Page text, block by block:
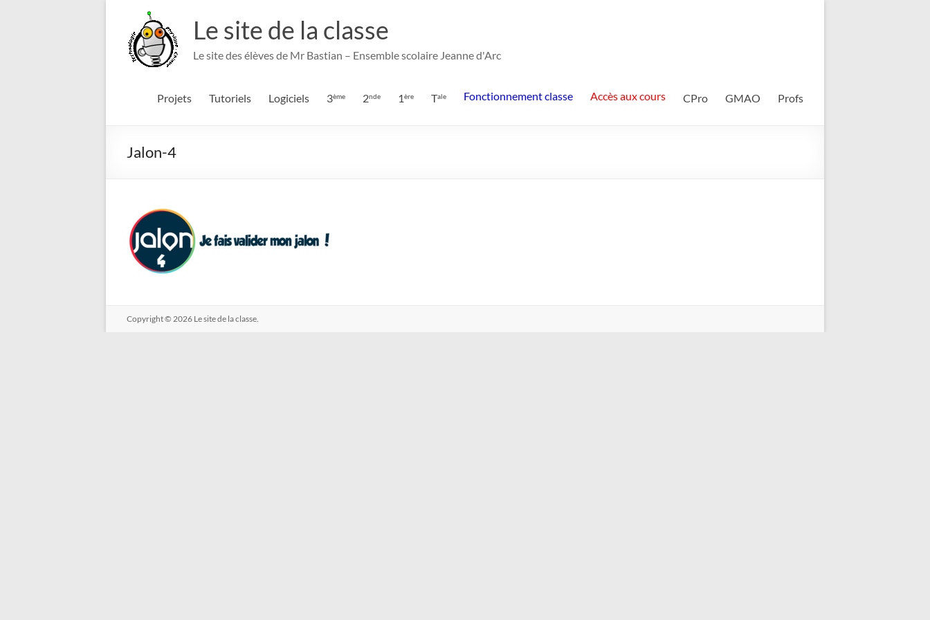
contenu
Le site de la classe
Le site des élèves de Mr Bastian – Ensemble scolaire Jeanne d'Arc
Projets Tutoriels Logiciels 3ème 2nde 1ère Tale Fonctionnement classe Accès aux cours CPro GMAO Profs
Jalon-4
Copyright © 2026 Le site de la classe.